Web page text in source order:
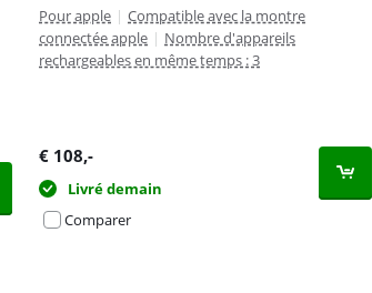
Pour apple | Compatible avec la montre
connectée apple | Nombre d'appareils
rechargeables en même temps : 3
€ 108,-
Livré demain
Comparer